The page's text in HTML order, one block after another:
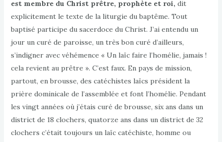
est membre du Christ prêtre, prophète et roi, dit
explicitement le texte de la liturgie du baptême. Tout
baptisé participe du sacerdoce du Christ. J’ai entendu un
jour un curé de paroisse, un très bon curé d’ailleurs,
s’indigner avec véhémence « Un laïc faire l’homélie, jamais !
cela revient au prêtre ». C’est faux. En pays de mission,
partout, en brousse, des catéchistes laïcs président la
prière dominicale de l’assemblée et font l’homélie. Pendant
les vingt années où j’étais curé de brousse, six ans dans un
district de 18 clochers, quatorze ans dans un district de 32
clochers c’était toujours un laïc catéchiste, homme ou